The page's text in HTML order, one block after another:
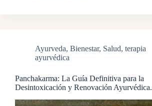
Ayurveda, Bienestar, Salud, terapia
ayurvédica
Panchakarma: La Guía Definitiva para la
Desintoxicación y Renovación Ayurvédica.